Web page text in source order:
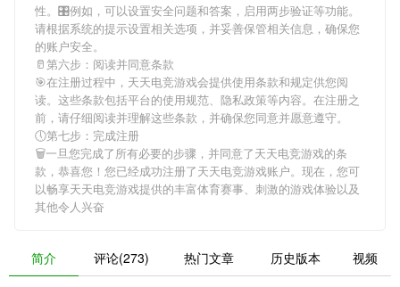
性。🎛例如，可以设置安全问题和答案，启用两步验证等功能。
请根据系统的提示设置相关选项，并妥善保管相关信息，确保您
的账户安全。
🥛第六步：阅读并同意条款
🎯在注册过程中， 天天电竞游戏会提供使用条款和规定供您阅
读。这些条款包括平台的使用规范、隐私政策等内容。在注册之
前，请仔细阅读并理解这些条款，并确保您同意并愿意遵守。
🕔第七步：完成注册
🗑一旦您完成了所有必要的步骤，并同意了天天电竞游戏的条
款，恭喜您！您已经成功注册了天天电竞游戏账户。现在，您可
以畅享天天电竞游戏提供的丰富体育赛事、刺激的游戏体验以及
其他令人兴奋
简介 评论(273) 热门文章 历史版本 视频